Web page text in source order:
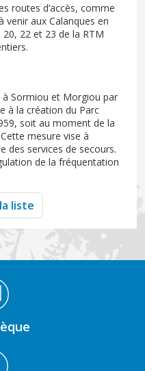
routes d’accès, comme
venir aux Calanques en
20, 22 et 23 de la RTM
à Sormiou et Morgiou par
à la création du Parc
soit au moment de la
mesure vise à
des services de secours.
de la fréquentation
liste